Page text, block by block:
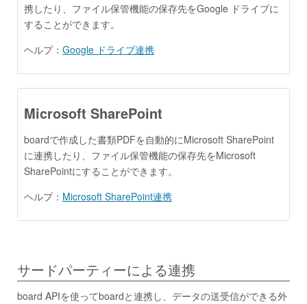
携したり、ファイル保管機能の保存先をGoogle ドライブに
することができます。
ヘルプ： Google ドライブ連携
Microsoft SharePoint
boardで作成した書類PDFを自動的にMicrosoft SharePoint
に連携したり、ファイル保管機能の保存先をMicrosoft
SharePointにすることができます。
ヘルプ： Microsoft SharePoint連携
サードパーティーによる連携
board APIを使ってboardと連携し、データの送受信ができる外